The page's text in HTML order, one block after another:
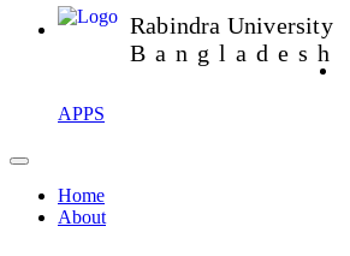
Rabindra University
Bangladesh
APPS
Home
About